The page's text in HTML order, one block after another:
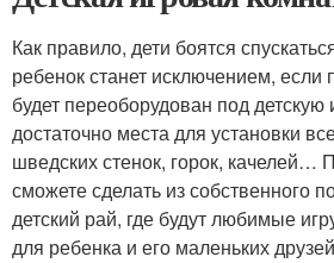
Как правило, дети боятся
ребенок станет исключением, если
будет переоборудован под
достаточно места для установки
шведских стенок, горок, качелей…
сможете сделать из собственного
детский рай, где будут любимые
для ребенка и его маленьких